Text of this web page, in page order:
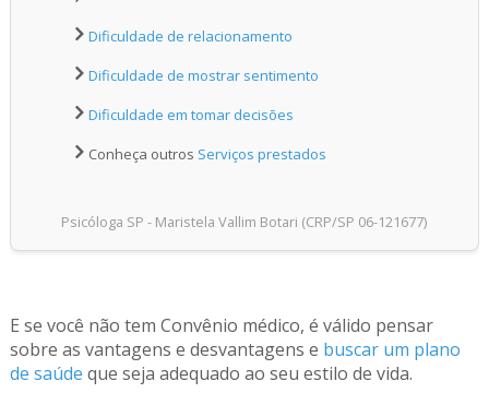
Dificuldade de relacionamento
Dificuldade de mostrar sentimento
Dificuldade em tomar decisões
Conheça outros Serviços prestados
Psicóloga SP - Maristela Vallim Botari (CRP/SP 06-121677)
E se você não tem Convênio médico, é válido pensar
sobre as vantagens e desvantagens e buscar um plano
de saúde que seja adequado ao seu estilo de vida.